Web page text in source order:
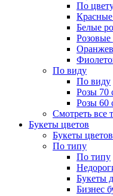
По
Белые
Розовые
По виду
По виду
Розы 70
Розы 60
Смотреть все
Букеты цветов
Букеты цветов
По типу
По типу
Букеты
Бизнес